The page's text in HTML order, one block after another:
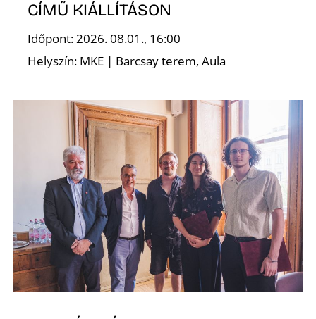
CÍMŰ KIÁLLÍTÁSON
Időpont: 2026. 08.01., 16:00
Helyszín: MKE | Barcsay terem, Aula